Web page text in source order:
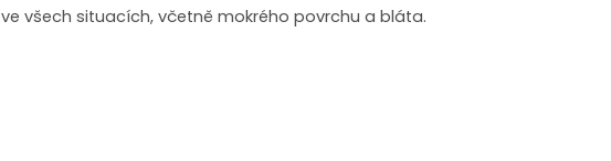
ve všech situacích, včetně mokrého povrchu a bláta.